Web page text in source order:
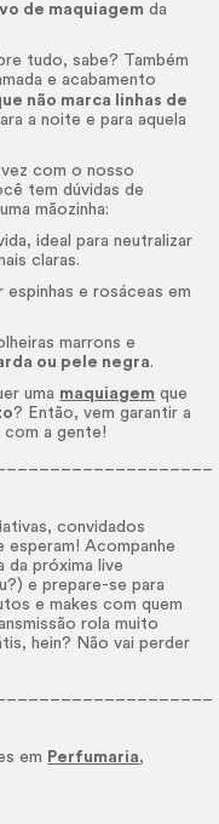
de maquiagem da
tudo, sabe? Também
e acabamento
não marca linhas de
a noite e para aquela
vez com o nosso
tem dúvidas de
mãozinha:
ideal para neutralizar
claras.
e rosáceas em
marrons e
ou pele negra.
uma maquiagem que
? Então, vem garantir a
com a gente!
convidados
esperam! Acompanhe
da próxima live
e prepare-se para
emakes com quem
rola muito
hein? Não vai perder
em Perfumaria,